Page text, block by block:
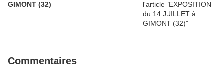
GIMONT (32)
Commentaires